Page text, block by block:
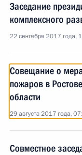
Заседание
комплексного
22 сентября 2017 года,
Совещание о
пожаров в
области
29 августа 2017 года,
Совместное